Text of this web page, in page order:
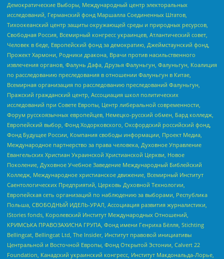
Демократические Выборы, Международный центр электоральных
исследований, Германский фонд Маршалла Соединенных Штатов,
Тихоокеанский центр защиты окружающей среды и природных ресурсов,
Свободная Россия, Всемирный конгресс украинцев, Атлантический совет,
Человек в беде, Европейский фонд за демократию, Джеймстаунский фонд,
Прожект Хармони, Родники дракона, Врачи против насильственного
извлечения органов, Фалунь Дафа, Друзья Фалуньгун, Фалуньгун, Коалиция
по расследованию преследования в отношении Фалуньгун в Китае,
Всемирная организация по расследованию преследований Фалуньгун,
Пражский гражданский центр, Ассоциация школ политических
исследований при Совете Европы, Центр либеральной современности,
Форум русскоязычных европейцев, Немецко-русский обмен, Бард колледж,
Европейский выбор, Фонд Ходорковского, Оксфордский российский фонд,
Фонд Будущее России, Компания свободы информации, Проект Медиа,
Международное партнерство за права человека, Духовное Управление
Евангельских Христиан Украинской Христианской Церкви, Новое
Поколение, Духовное Учебное Заведение Международный Библейский
Колледж, Международное христианское движение, Всемирный Институт
Саентологических Предприятий, Церковь Духовной Технологии,
Европейская сеть организаций по наблюдению за выборами, Республика
Польша, СВОБОДНЫЙ ИДЕЛЬ-УРАЛ, Ассоциация развития журналистики,
IStories fonds, Королевский Институт Международных Отношений,
КРИМСЬКА ПРАВОЗАХИСНА ГРУПА, Фонд имени Генриха Бёлля, Stichting
Bellingcat, Bellingcat Ltd, The Insider, Институт правовой инициативы
Центральной и Восточной Европы, Фонд Открытой Эстонии, Calvert 22
Foundation, Канадский украинский конгресс, Институт Макдональда-Лорье,